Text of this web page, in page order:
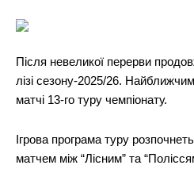
Після невеликої перерви
лізі сезону-2025/26.
матчі 13-го туру чемпіонату.
Ігрова програма туру
матчем між “Лісним” та